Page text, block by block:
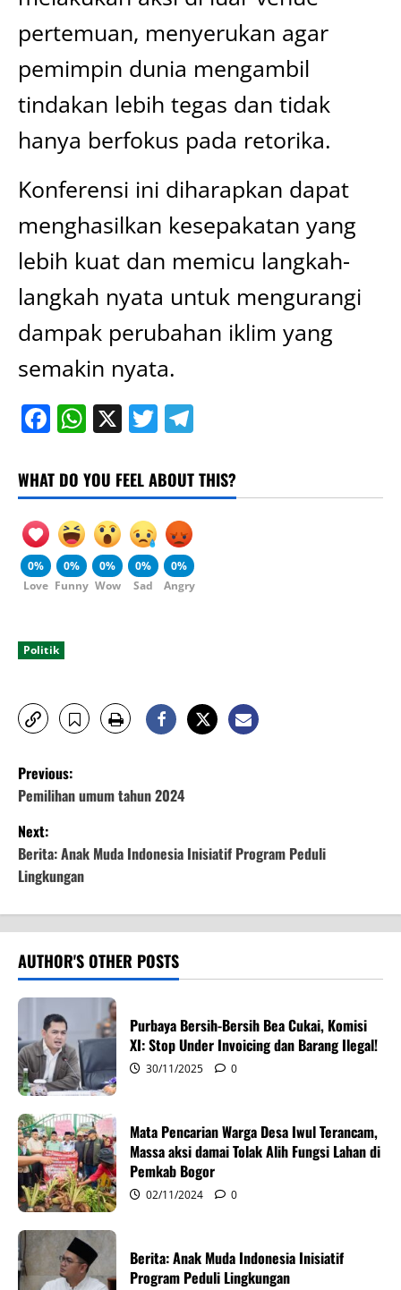
pertemuan, menyerukan agar
pemimpin dunia mengambil
tindakan lebih tegas dan tidak
hanya berfokus pada retorika.
Konferensi ini diharapkan dapat
menghasilkan kesepakatan yang
lebih kuat dan memicu langkah-
langkah nyata untuk mengurangi
dampak perubahan iklim yang
semakin nyata.
Facebook
WhatsApp
X Twitter
WHAT DO YOU FEEL ABOUT THIS?
0%
Love
0%
Funny
0%
Wow
0%
Sad
0%
Angry
Politik
P
o
s
t
n
a
v
i
g
a
t
i
o
n
Previous:
Pemilihan umum tahun 2024
Next:
Berita: Anak Muda Indonesia Inisiatif Program Peduli
Lingkungan
AUTHOR'S OTHER POSTS
Purbaya Bersih-Bersih Bea Cukai, Komisi
XI: Stop Under Invoicing dan Barang Ilegal!
30/11/2025 0
Mata Pencarian Warga Desa Iwul Terancam,
Massa aksi damai Tolak Alih Fungsi Lahan di
Pemkab Bogor
02/11/2024 0
Berita: Anak Muda Indonesia Inisiatif
Program Peduli Lingkungan